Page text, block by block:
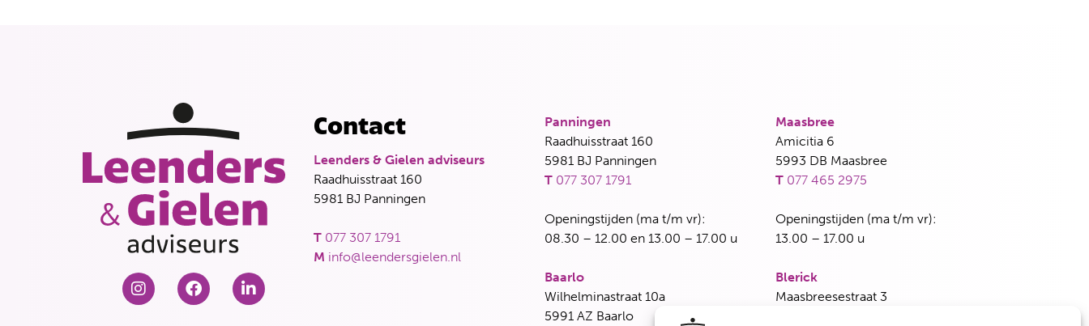
Contact
Leenders & Gielen adviseurs
Raadhuisstraat 160
5981 BJ Panningen
T 077 307 1791
M info@leendersgielen.nl
Panningen
Raadhuisstraat 160
5981 BJ Panningen
T 077 307 1791
Openingstijden (ma t/m vr):
08.30 – 12.00 en 13.00 – 17.00 u
Baarlo
Wilhelminastraat 10a
5991 AZ Baarlo
Maasbree
Amicitia 6
5993 DB Maasbree
T 077 465 2975
Openingstijden (ma t/m vr):
13.00 – 17.00 u
Blerick
Maasbreesestraat 3